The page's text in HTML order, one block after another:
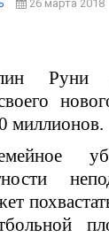
26 марта 2018
Руни
миллионов.